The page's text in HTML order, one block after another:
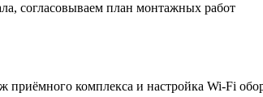
согласовываем план монтажных работ
приёмного комплекса и настройка Wi-Fi